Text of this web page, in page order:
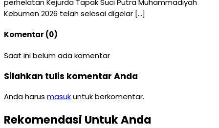
perhelatan Kejurda Tapak Suci Putra Muhammadiyah
Kebumen 2026 telah selesai digelar […]
Komentar (0)
Saat ini belum ada komentar
Silahkan tulis komentar Anda
Anda harus masukuntuk berkomentar.
Rekomendasi Untuk Anda